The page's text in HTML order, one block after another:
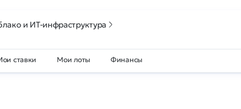
и ИТ-инфраструктура
ставки Мои лоты Финансы